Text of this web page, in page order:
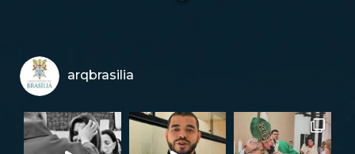
arqbrasilia